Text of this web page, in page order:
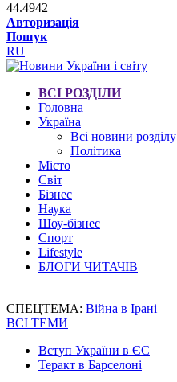
44.4942
Авторизація
Пошук
RU
ВСІ РОЗДІЛИ
Головна
Україна
Всі новини розділу
Політика
Місто
Світ
Бізнес
Наука
Шоу-бізнес
Спорт
Lifestyle
БЛОГИ ЧИТАЧІВ
СПЕЦТЕМА: Війна в Ірані
ВСІ ТЕМИ
Вступ України в ЄС
Теракт в Барселоні